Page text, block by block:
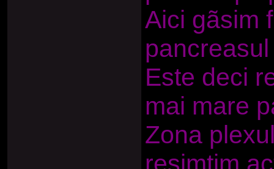
Aici gãsim
Este deci
mai mare
Zona